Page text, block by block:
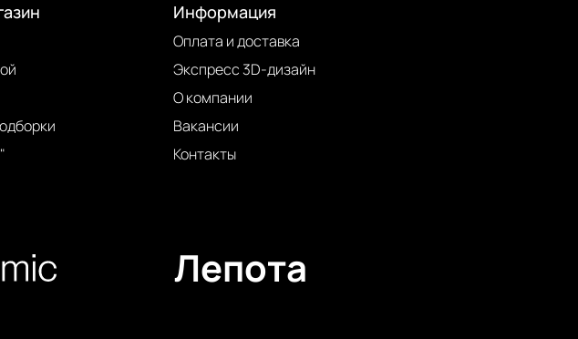
Информация
Оплата и доставка
Экспресс 3D-дизайн
О компании
Вакансии
Контакты
Лепота